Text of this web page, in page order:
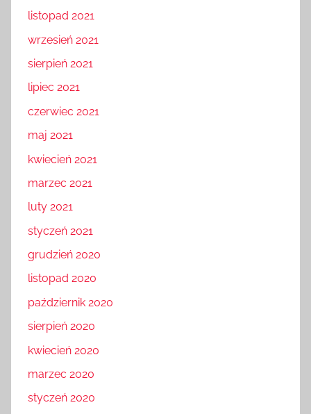
listopad 2021
wrzesień 2021
sierpień 2021
lipiec 2021
czerwiec 2021
maj 2021
kwiecień 2021
marzec 2021
luty 2021
styczeń 2021
grudzień 2020
listopad 2020
październik 2020
sierpień 2020
kwiecień 2020
marzec 2020
styczeń 2020